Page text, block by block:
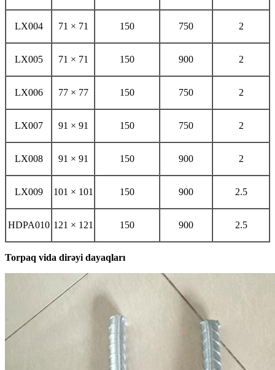
LX004 71 × 71 150 750 2
LX005 71 × 71 150 900 2
LX006 77 × 77 150 750 2
LX007 91 × ​​91 150 750 2
LX008 91 × ​​91 150 900 2
LX009 101 × 101 150 900 2.5
HDPA010 121 × 121 150 900 2.5
Torpaq vida dirəyi dayaqları